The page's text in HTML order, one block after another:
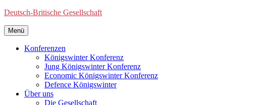
Deutsch-Britische Gesellschaft
Menü
Konferenzen
Königswinter Konferenz
Jung Königswinter Konferenz
Economic Königswinter Konferenz
Defence Königswinter
Über uns
Die Gesellschaft